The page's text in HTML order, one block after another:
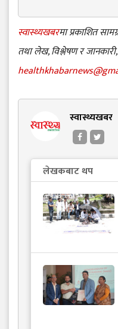
स्वास्थ्यखबरमा प्रकाशित
तथा लेख, विश्लेषण र
स्वास्थ्यखबर
लेखकबाट थप